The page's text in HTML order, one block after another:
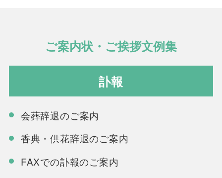
ご案内状・ご挨拶文例集
訃報
会葬辞退のご案内
香典・供花辞退のご案内
FAXでの訃報のご案内